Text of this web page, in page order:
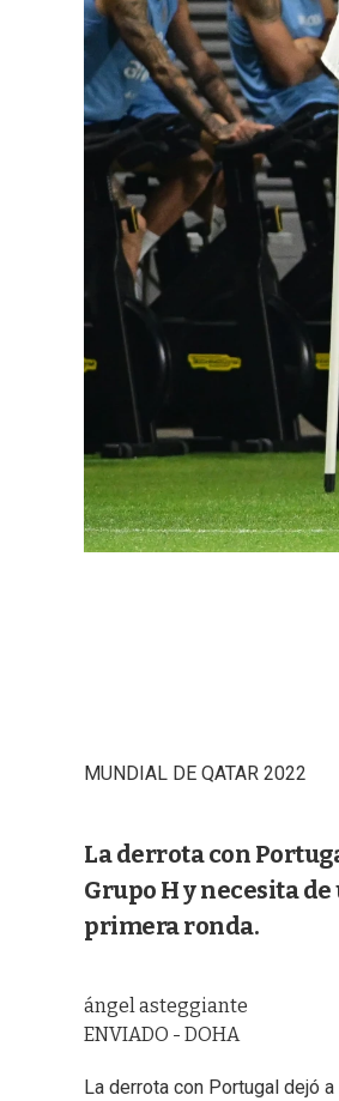
MUNDIAL DE QATAR 2022
La derrota con
Grupo H y necesita
primera ronda.
ángel asteggiante
ENVIADO - DOHA
La derrota con Portugal dejó a